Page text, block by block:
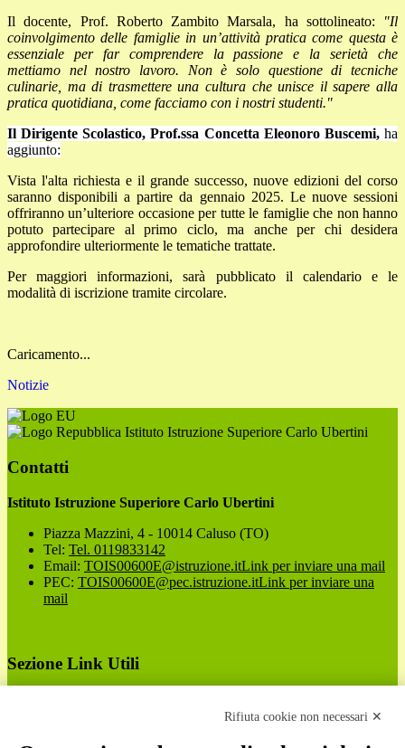
Il docente, Prof. Roberto Zambito Marsala, ha sottolineato:
"Il
coinvolgimento delle famiglie in un’attività pratica come questa è
essenziale per far comprendere la passione e la serietà che
mettiamo nel nostro lavoro. Non è solo questione di tecniche
culinarie, ma di trasmettere una cultura che unisce il sapere alla
pratica quotidiana, come facciamo con i nostri studenti."
Il Dirigente Scolastico, Prof.ssa Concetta Eleonoro Buscemi, ha
aggiunto:
Vista l'alta richiesta e il grande successo, nuove edizioni del corso
saranno disponibili a partire da gennaio 2025. Le nuove sessioni
offriranno un’ulteriore occasione per tutte le famiglie che non hanno
potuto partecipare al primo ciclo, ma anche per chi desidera
approfondire ulteriormente le tematiche trattate.
Per maggiori informazioni, sarà pubblicato il calendario e le
modalità di iscrizione tramite circolare.
Caricamento...
Notizie
Istituto Istruzione Superiore Carlo Ubertini
Contatti
Istituto Istruzione Superiore Carlo Ubertini
Piazza Mazzini, 4 - 10014 Caluso (TO)
Tel: Tel. 0119833142
Email: TOIS00600E@istruzione.itLink per inviare una mail
PEC: TOIS00600E@pec.istruzione.itLink per inviare una
mail
Sezione Link Utili
Rifiuta cookie non necessari ✕